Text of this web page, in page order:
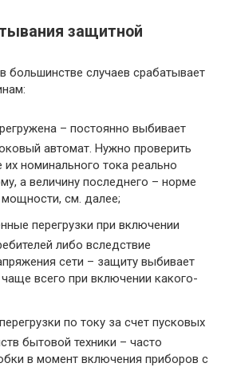
защитной
большинстве случаев срабатывает
– постоянно выбивает
автомат. Нужно проверить
их номинального тока реально
а величину последнего – норме
см. далее;
перегрузки при включении
либо вследствие
сети – защиту выбивает
чаще всего при включении какого-
по току за счет пусковых
бытовой техники – часто
в момент включения приборов с